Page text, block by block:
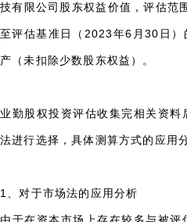
技有限公司股东权益价值，评估范
至评估基准日（2023年6月30日
产（未扣除少数股东权益）。
业勤股权投资评估收集完相关资
法进行选择，具体测算方式的应用
1、对于市场法的应用分析